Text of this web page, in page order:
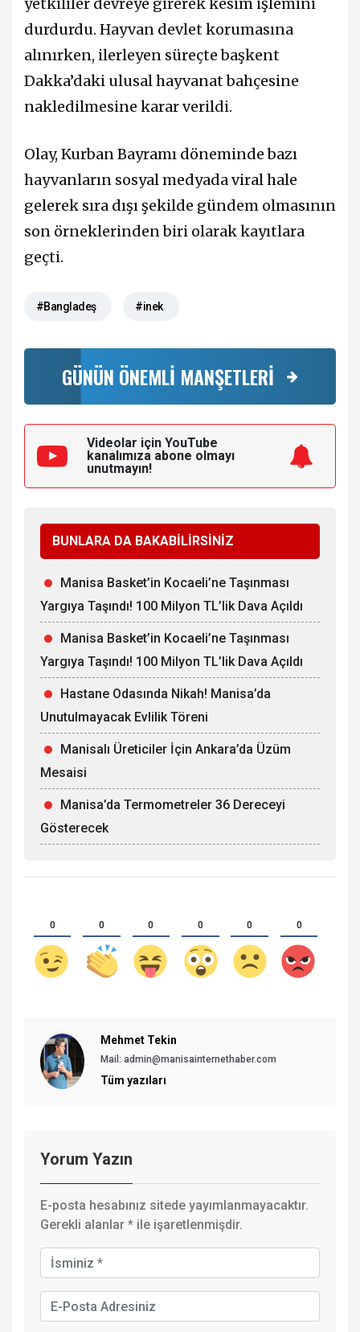
durdurdu. Hayvan devlet korumasına
alınırken, ilerleyen süreçte başkent
Dakka’daki ulusal hayvanat bahçesine
nakledilmesine karar verildi.
Olay, Kurban Bayramı döneminde bazı
hayvanların sosyal medyada viral hale
gelerek sıra dışı şekilde gündem olmasının
son örneklerinden biri olarak kayıtlara
geçti.
#Bangladeş #inek
GÜNÜN ÖNEMLİ MANŞETLERİ
Videolar için YouTube
kanalımıza abone olmayı
unutmayın!
BUNLARA DA BAKABİLİRSİNİZ
Manisa Basket’in Kocaeli’ne Taşınması
Yargıya Taşındı! 100 Milyon TL’lik Dava Açıldı
Manisa Basket’in Kocaeli’ne Taşınması
Yargıya Taşındı! 100 Milyon TL’lik Dava Açıldı
Hastane Odasında Nikah! Manisa’da
Unutulmayacak Evlilik Töreni
Manisalı Üreticiler İçin Ankara’da Üzüm
Mesaisi
Manisa’da Termometreler 36 Dereceyi
Gösterecek
0 0 0 0 0 0
Mehmet Tekin
Mail: admin@manisainternethaber.com
Tüm yazıları
Yorum Yazın
E-posta hesabınız sitede yayımlanmayacaktır.
Gerekli alanlar * ile işaretlenmişdir.